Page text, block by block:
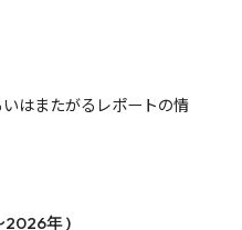
はまたがるレポートの情
2026年 )